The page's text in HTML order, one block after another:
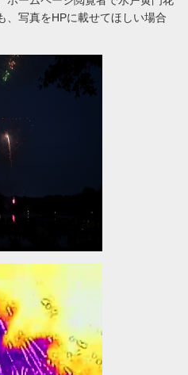
、写真をHPに載せてほしい場合